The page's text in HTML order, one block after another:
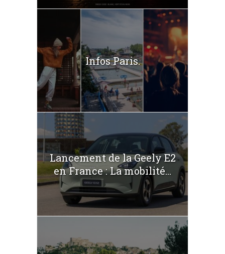
Infos Paris.
Lancement de la Geely E2
en France : La mobilité...